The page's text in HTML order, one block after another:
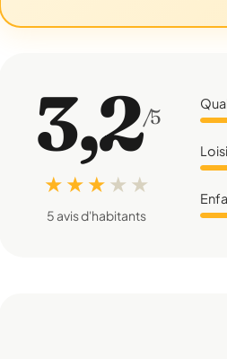
3,2/5
★ ★ ★ ★ ★
5 avis d'habitants